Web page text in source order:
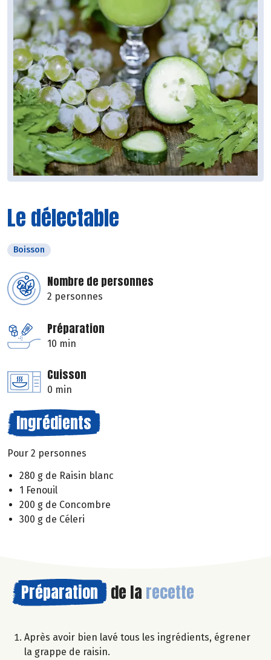
Le délectable
Boisson
Nombre de personnes
2 personnes
Préparation
10 min
Cuisson
0 min
Ingrédients
Pour 2 personnes
280 g de Raisin blanc
1 Fenouil
200 g de Concombre
300 g de Céleri
Préparation de la recette
Après avoir bien lavé tous les ingrédients, égrener
la grappe de raisin.